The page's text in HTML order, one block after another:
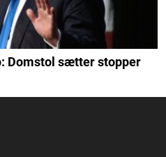
Domstol sætter stopper